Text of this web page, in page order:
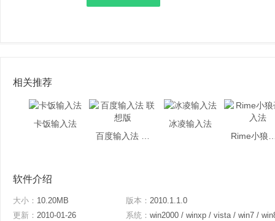
相关推荐
卡饭输入法
冰凌输入法
软件介绍
大小： 10.20MB 版本： 2010.1.1.0
更新： 2010-01-26 系统： win2000 / winxp / vista / win7 /